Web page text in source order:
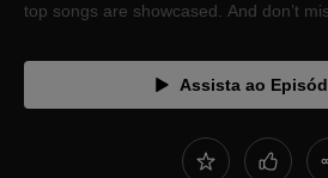
top songs are showcased. And don’t
Assista ao